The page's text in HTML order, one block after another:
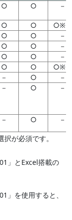
○ ○ －
○ ○
○※１
○ ○
－
○ ○
－
○ ○
－
○ ○
○※１
－ ○
－
－ ○ －
－ ○
－
が必須です。
」とExcel搭載の
」を使用すると、